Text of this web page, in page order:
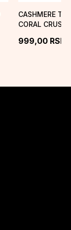
CASHMERE
CORAL CRUSH
999,00 RSD